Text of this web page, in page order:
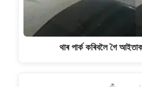
থাৰ পাৰ্ক কৰিবলৈ গৈ